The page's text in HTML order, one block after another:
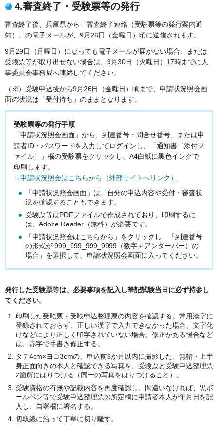
4.審査終了・受験票等の発行
審査終了後、兵庫県から「審査終了連絡（受験票等の発行案内通
知）」の電子メールが、9月26日（金曜日）頃に送信されます。
9月29日（月曜日）になっても電子メールが届かない場合、または
受験票等が取り出せない場合は、9月30日（火曜日）17時までに人
事委員会事務局へ連絡してください。
（※）受験申込後から9月26日（金曜日）頃まで、申請状況照会画
面の状況は「受付待ち」のままとなります。
受験票等の発行手順
「申請状況照会画面」から、到達番号・問合せ番号、または申
請者ID・パスワードを入力してログインし、「通知書（添付フ
ァイル）」欄の受験票をクリックし、A4白紙に黒色インクで
印刷します。
→申請状況照会はこちらから（外部サイトへリンク）
「申請状況照会画面」は、自分の申込内容や受付・審査状
況を確認することもできます。
受験票等はPDFファイルで作成されており、印刷するに
は、Adobe Reader（無料）が必要です。
「申請状況照会はこちらから」をクリックし、「到達番号
の形式が 999_999_999_9999（数字＋アンダーバー）の
場合」を選択して、申請状況照会画面に入ってください。
発行した受験票等は、必要事項を記入し筆記試験当日に必ず持参し
てください。
印刷した受験票・受験申込整理票の内容を確認する。常用漢字に
登録されておらず、正しい漢字で入力できなかった場合、文字化
けなどにより正しく印字されていない場合、修正がある場合など
は、赤字で手書き修正する。
タテ4cm×ヨコ3cmの、申込前6か月以内に撮影した、無帽・上半
身正面向きの本人と確認できる写真を、受験票と受験申込整理票
2箇所にはりつける（同一の写真をはりつけること）。
受験資格の有無や記載内容を再度確認し、間違いなければ、黒ボ
ールペン等で受験申込整理票の所定欄に申請者本人が年月日を記
入し、自署欄に署名する。
切取線に沿って丁寧に切り離す。